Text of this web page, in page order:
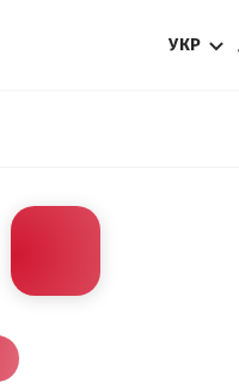
УКР